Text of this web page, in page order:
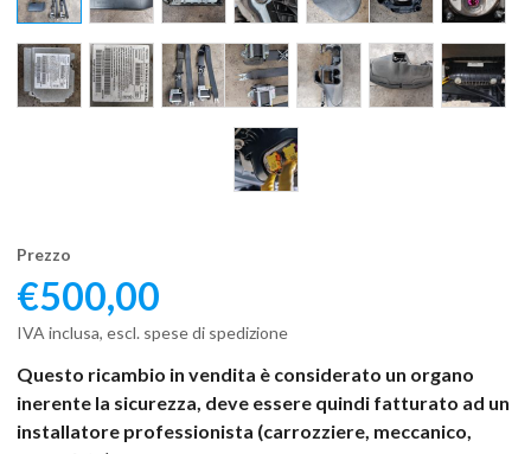
Prezzo
€500,00
IVA inclusa, escl. spese di spedizione
Questo ricambio in vendita è considerato un organo
inerente la sicurezza, deve essere quindi fatturato ad un
installatore professionista (carrozziere, meccanico,